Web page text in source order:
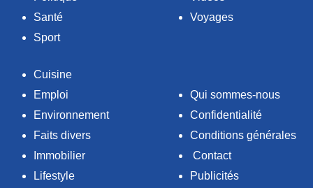
Santé
Sport
Voyages
Cuisine
Emploi
Environnement
Faits divers
Immobilier
Lifestyle
Qui sommes-nous
Confidentialité
Conditions générales
Contact
Publicités